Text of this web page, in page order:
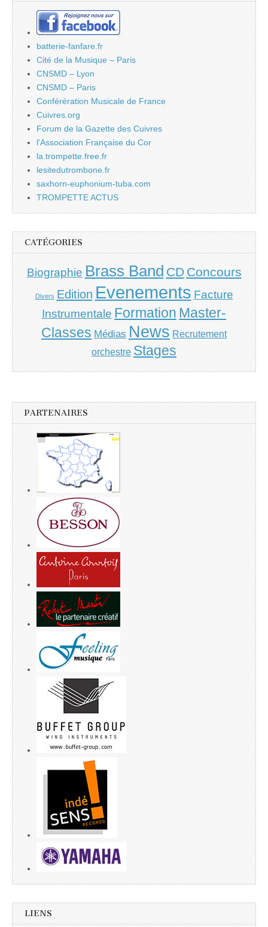
batterie-fanfare.fr
Cité de la Musique – Paris
CNSMD – Lyon
CNSMD – Paris
Conférération Musicale de France
Cuivres.org
Forum de la Gazette des Cuivres
l'Association Française du Cor
la.trompette.free.fr
lesitedutrombone.fr
saxhorn-euphonium-tuba.com
TROMPETTE ACTUS
CATÉGORIES
Biographie Brass Band CD Concours
Divers Edition Evenements Facture
Instrumentale Formation Master-
Classes Médias News Recrutement
orchestre Stages
PARTENAIRES
LIENS